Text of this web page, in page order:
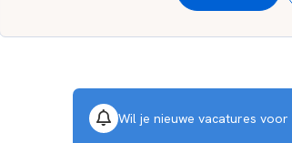
Wil je nieuwe vacatures voor